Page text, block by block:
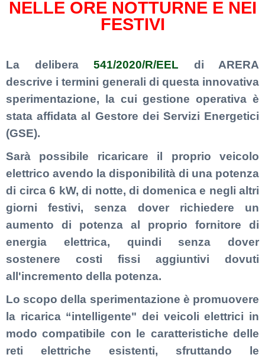
NELLE ORE NOTTURNE E NEI
FESTIVI
La delibera 541/2020/R/EEL di ARERA
descrive i termini generali di questa innovativa
sperimentazione, la cui gestione operativa è
stata affidata al Gestore dei Servizi Energetici
(GSE).
Sarà possibile ricaricare il proprio veicolo
elettrico avendo la disponibilità di una potenza
di circa 6 kW, di notte, di domenica e negli altri
giorni festivi, senza dover richiedere un
aumento di potenza al proprio fornitore di
energia elettrica, quindi senza dover
sostenere costi fissi aggiuntivi dovuti
all'incremento della potenza.
Lo scopo della sperimentazione è promuovere
la ricarica “intelligente" dei veicoli elettrici in
modo compatibile con le caratteristiche delle
reti elettriche esistenti, sfruttando le